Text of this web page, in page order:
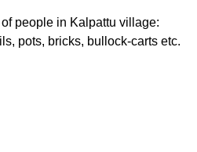
people in Kalpattu village:
pots, bricks, bullock-carts etc.